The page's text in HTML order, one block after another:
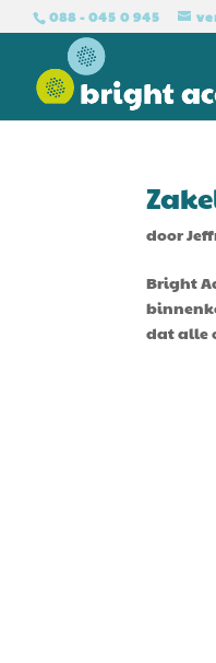
088 - 045 0 945
door
Bright
dat alle